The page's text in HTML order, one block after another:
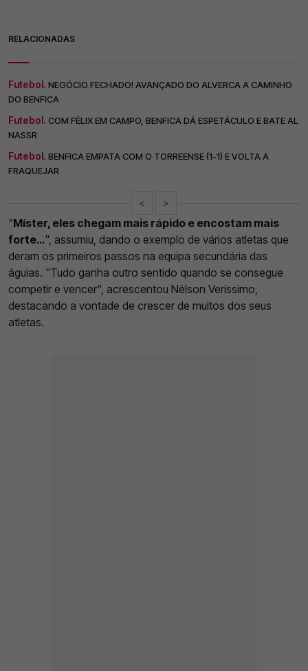
RELACIONADAS
Futebol. NEGÓCIO FECHADO! AVANÇADO DO ALVERCA A CAMINHO
DO BENFICA
Futebol. COM FÉLIX EM CAMPO, BENFICA DÁ ESPETÁCULO E BATE AL
NASSR
Futebol. BENFICA EMPATA COM O TORREENSE (1-1) E VOLTA A
FRAQUEJAR
< >
"Míster, eles chegam mais rápido e encostam mais
forte…", assumiu, dando o exemplo de vários atletas que
deram os primeiros passos na equipa secundária das
águias. "Tudo ganha outro sentido quando se consegue
competir e vencer", acrescentou Nélson Veríssimo,
destacando a vontade de crescer de muitos dos seus
atletas.